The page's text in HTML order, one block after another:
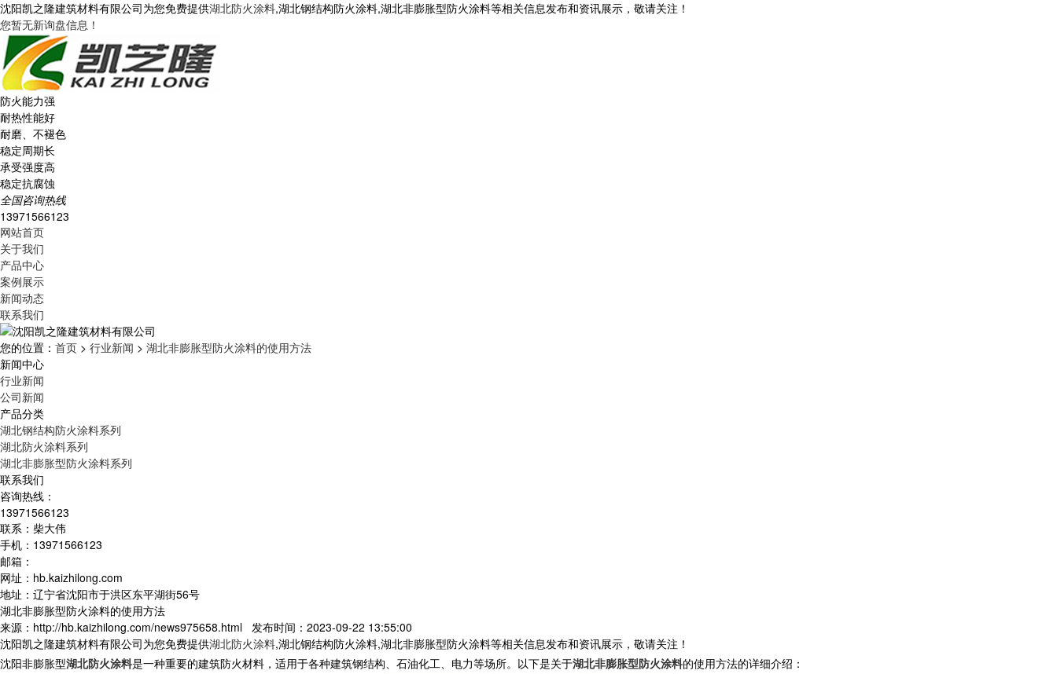
沈阳凯之隆建筑材料有限公司为您免费提供湖北防火涂料,湖北钢结构防火涂料,湖北非膨胀型防火涂料等相关信息发布和资讯展示，敬请关注！
您暂无新询盘信息！
防火能力强
耐热性能好
耐磨、不褪色
稳定周期长
承受强度高
稳定抗腐蚀
全国咨询热线
13971566123
网站首页
关于我们
产品中心
案例展示
新闻动态
联系我们
您的位置： 首页 > 行业新闻 > 湖北非膨胀型防火涂料的使用方法
新闻中心
行业新闻
公司新闻
产品分类
湖北钢结构防火涂料系列
湖北防火涂料系列
湖北非膨胀型防火涂料系列
联系我们
咨询热线：
13971566123
联系：柴大伟
手机：13971566123
邮箱：
网址：hb.kaizhilong.com
地址：辽宁省沈阳市于洪区东平湖街56号
湖北非膨胀型防火涂料的使用方法
来源：http://hb.kaizhilong.com/news975658.html 发布时间：2023-09-22 13:55:00
沈阳凯之隆建筑材料有限公司为您免费提供湖北防火涂料,湖北钢结构防火涂料,湖北非膨胀型防火涂料等相关信息发布和资讯展示，敬请关注！
沈阳非膨胀型湖北防火涂料是一种重要的建筑防火材料，适用于各种建筑钢结构、石油化工、电力等场所。以下是关于湖北非膨胀型防火涂料的使用方法的详细介绍：